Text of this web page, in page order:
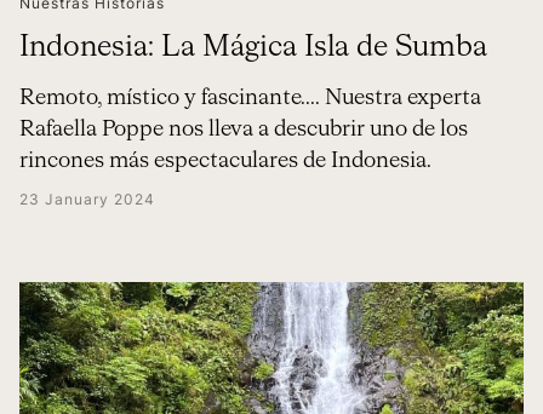
Indonesia: La Mágica Isla de Sumba
Remoto, místico y fascinante.... Nuestra experta
Rafaella Poppe nos lleva a descubrir uno de los
rincones más espectaculares de Indonesia.
23 January 2024